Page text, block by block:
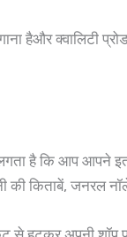
हैऔर
है कि आप आपने
किताबें, जनरल